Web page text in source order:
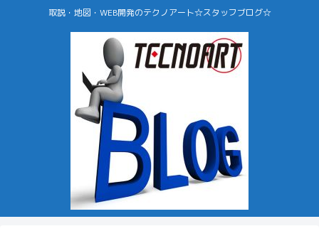
取説・地図・WEB開発のテクノアート☆スタッフブログ☆